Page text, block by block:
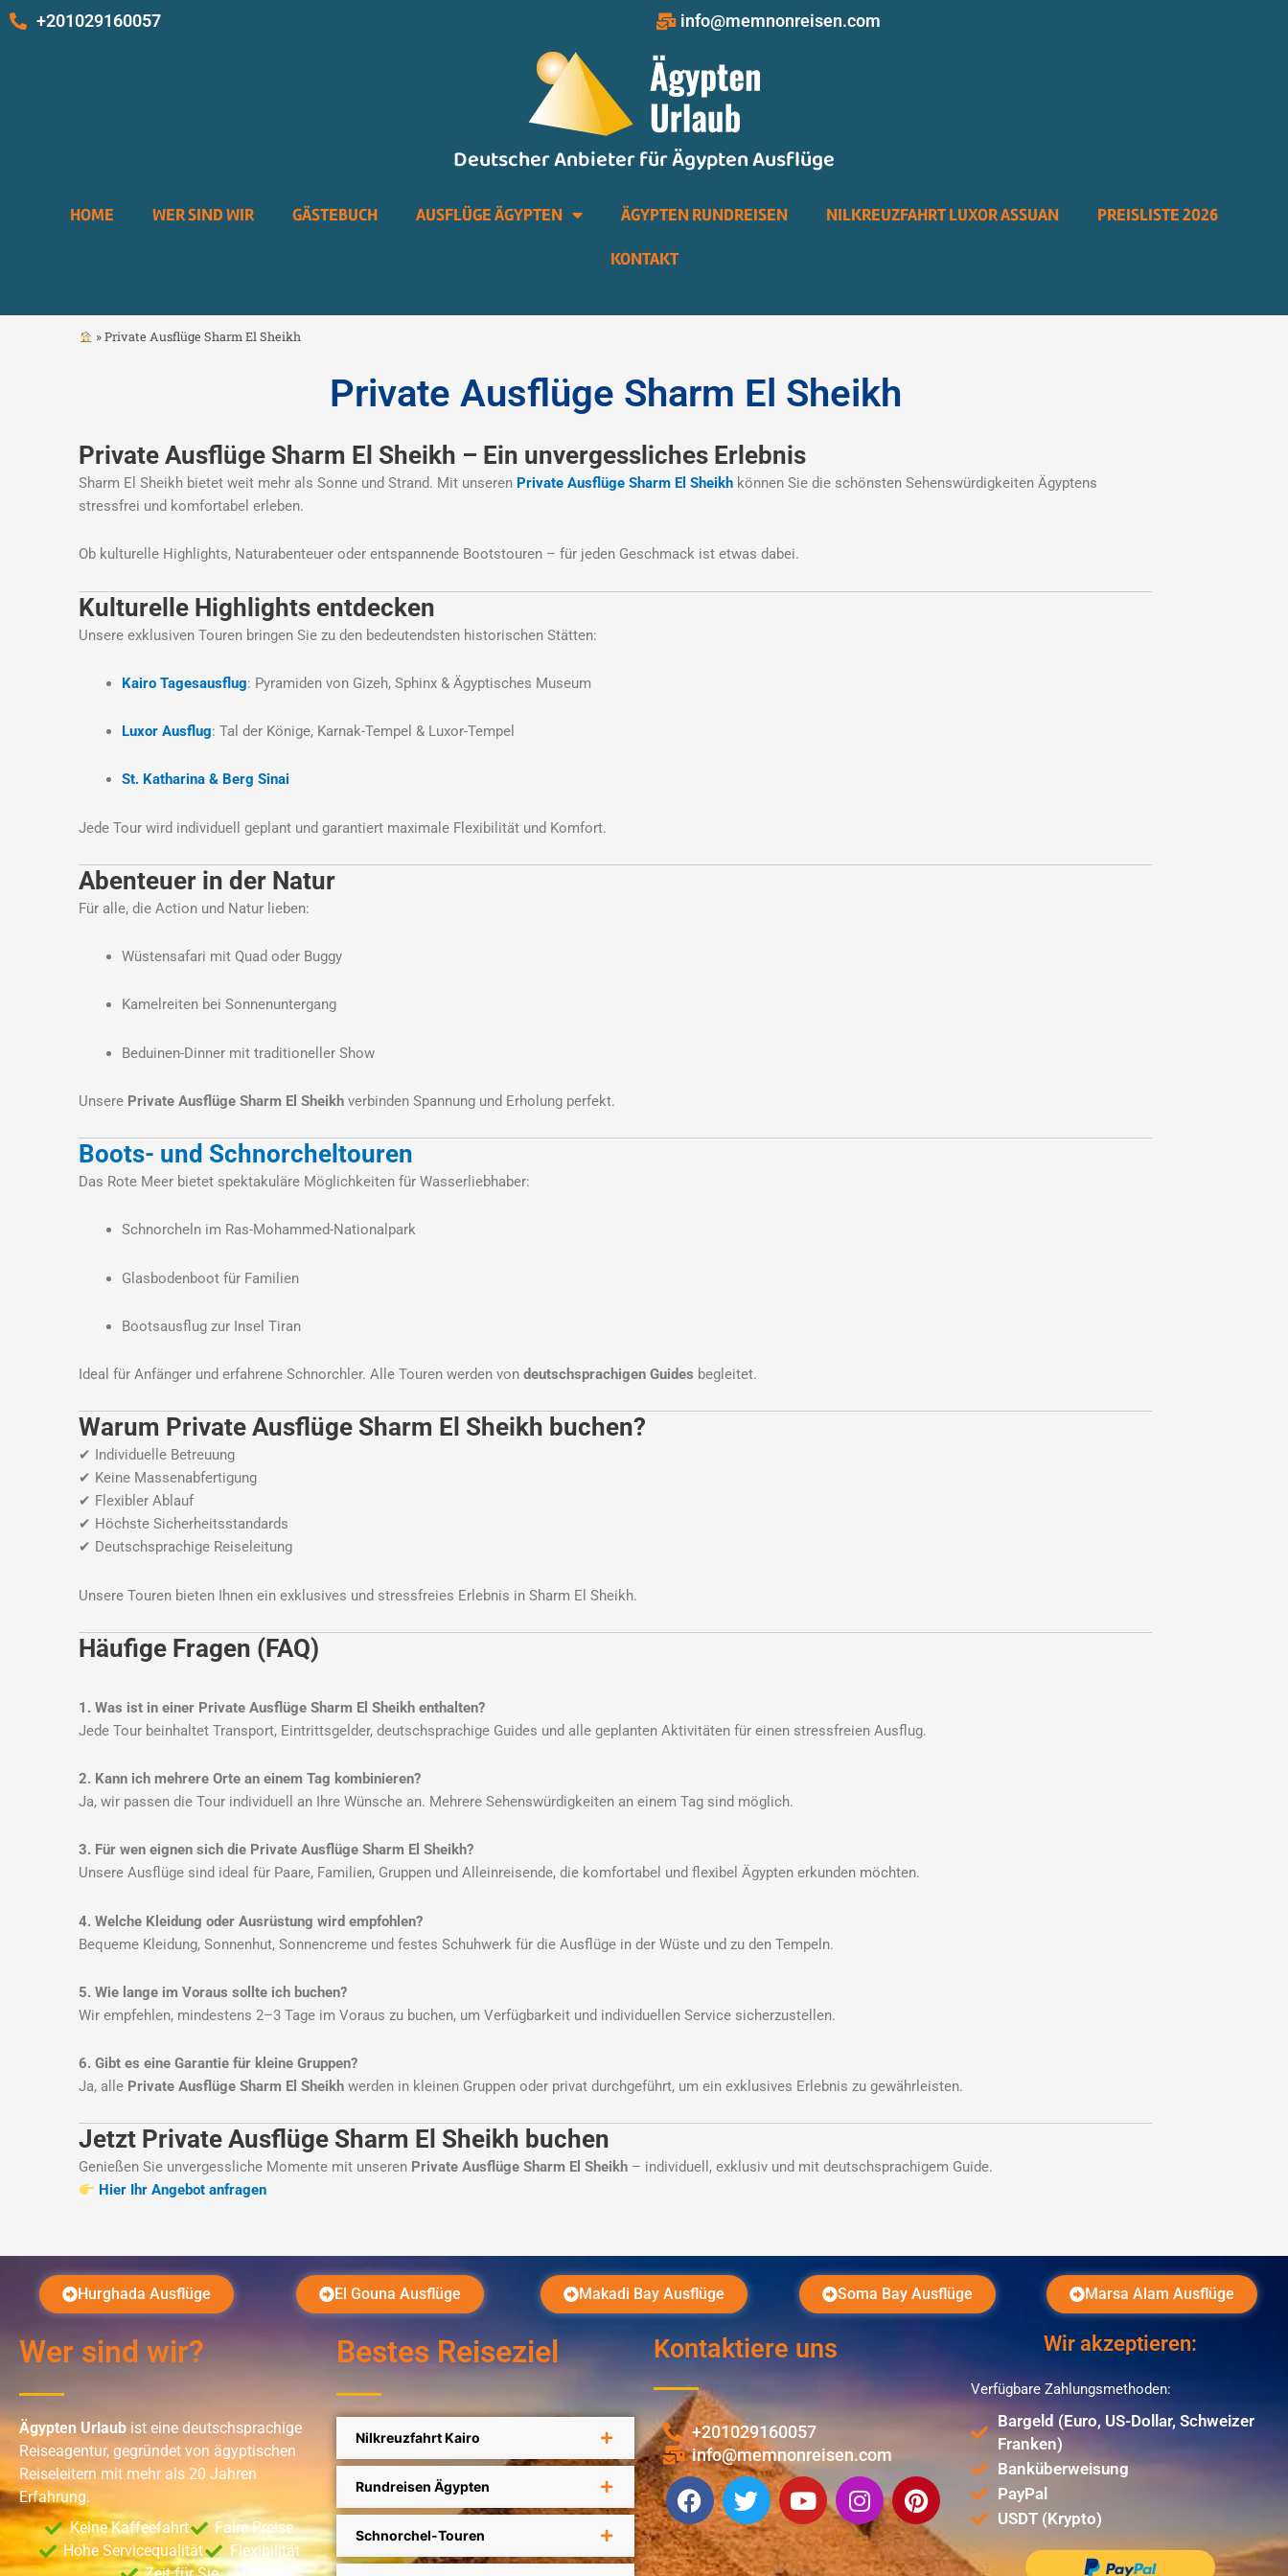
Zum
Inhalt
+201029160057 info@memnonreisen.com
Deutscher Anbieter für Ägypten Ausflüge
HOME WER SIND WIR GÄSTEBUCH AUSFLÜGE ÄGYPTEN ÄGYPTEN RUNDREISEN NILKREUZFAHRT LUXOR ASSUAN PREISLISTE 2026
KONTAKT
»Private Ausflüge Sharm El Sheikh
Private Ausflüge Sharm El Sheikh
Private Ausflüge Sharm El Sheikh – Ein unvergessliches Erlebnis
Sharm El Sheikh bietet weit mehr als Sonne und Strand. Mit unseren Private Ausflüge Sharm El Sheikh können Sie die schönsten Sehenswürdigkeiten Ägyptens
stressfrei und komfortabel erleben.
Ob kulturelle Highlights, Naturabenteuer oder entspannende Bootstouren – für jeden Geschmack ist etwas dabei.
Kulturelle Highlights entdecken
Unsere exklusiven Touren bringen Sie zu den bedeutendsten historischen Stätten:
Kairo Tagesausflug: Pyramiden von Gizeh, Sphinx & Ägyptisches Museum
Luxor Ausflug: Tal der Könige, Karnak-Tempel & Luxor-Tempel
St. Katharina & Berg Sinai
Jede Tour wird individuell geplant und garantiert maximale Flexibilität und Komfort.
Abenteuer in der Natur
Für alle, die Action und Natur lieben:
Wüstensafari mit Quad oder Buggy
Kamelreiten bei Sonnenuntergang
Beduinen-Dinner mit traditioneller Show
Unsere Private Ausflüge Sharm El Sheikh verbinden Spannung und Erholung perfekt.
Boots- und Schnorcheltouren
Das Rote Meer bietet spektakuläre Möglichkeiten für Wasserliebhaber:
Schnorcheln im Ras-Mohammed-Nationalpark
Glasbodenboot für Familien
Bootsausflug zur Insel Tiran
Ideal für Anfänger und erfahrene Schnorchler. Alle Touren werden von deutschsprachigen Guides begleitet.
Warum Private Ausflüge Sharm El Sheikh buchen?
✔ Individuelle Betreuung
✔ Keine Massenabfertigung
✔ Flexibler Ablauf
✔ Höchste Sicherheitsstandards
✔ Deutschsprachige Reiseleitung
Unsere Touren bieten Ihnen ein exklusives und stressfreies Erlebnis in Sharm El Sheikh.
Häufige Fragen (FAQ)
1. Was ist in einer Private Ausflüge Sharm El Sheikh enthalten?
Jede Tour beinhaltet Transport, Eintrittsgelder, deutschsprachige Guides und alle geplanten Aktivitäten für einen stressfreien Ausflug.
2. Kann ich mehrere Orte an einem Tag kombinieren?
Ja, wir passen die Tour individuell an Ihre Wünsche an. Mehrere Sehenswürdigkeiten an einem Tag sind möglich.
3. Für wen eignen sich die Private Ausflüge Sharm El Sheikh?
Unsere Ausflüge sind ideal für Paare, Familien, Gruppen und Alleinreisende, die komfortabel und flexibel Ägypten erkunden möchten.
4. Welche Kleidung oder Ausrüstung wird empfohlen?
Bequeme Kleidung, Sonnenhut, Sonnencreme und festes Schuhwerk für die Ausflüge in der Wüste und zu den Tempeln.
5. Wie lange im Voraus sollte ich buchen?
Wir empfehlen, mindestens 2–3 Tage im Voraus zu buchen, um Verfügbarkeit und individuellen Service sicherzustellen.
6. Gibt es eine Garantie für kleine Gruppen?
Ja, alle Private Ausflüge Sharm El Sheikh werden in kleinen Gruppen oder privat durchgeführt, um ein exklusives Erlebnis zu gewährleisten.
Jetzt Private Ausflüge Sharm El Sheikh buchen
Genießen Sie unvergessliche Momente mit unseren Private Ausflüge Sharm El Sheikh – individuell, exklusiv und mit deutschsprachigem Guide.
Hier Ihr Angebot anfragen
Hurghada Ausflüge El Gouna Ausflüge Makadi Bay Ausflüge Soma Bay Ausflüge Marsa Alam Ausflüge
Wer sind wir?
Ägypten Urlaub ist eine deutschsprachige
Reiseagentur, gegründet von ägyptischen
Reiseleitern mit mehr als 20 Jahren
Erfahrung.
Keine Kaffeefahrt
Faire Preise
Hohe Servicequalität
Flexibilität
Bestes Reiseziel
Nilkreuzfahrt Kairo
Rundreisen Ägypten
Schnorchel-Touren
Kontaktiere uns
+201029160057
info@memnonreisen.com
F
a
c
e
T
w
i
t
Y
o
u
t
I
n
s
t
P
i
n
t
Wir akzeptieren:
Verfügbare Zahlungsmethoden:
Bargeld (Euro, US-Dollar, Schweizer
Franken)
Banküberweisung
PayPal
USDT (Krypto)